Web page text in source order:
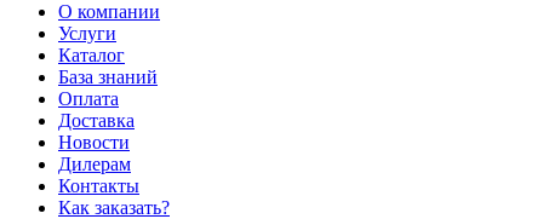
О компании
Услуги
Каталог
База знаний
Оплата
Доставка
Новости
Дилерам
Контакты
Как заказать?